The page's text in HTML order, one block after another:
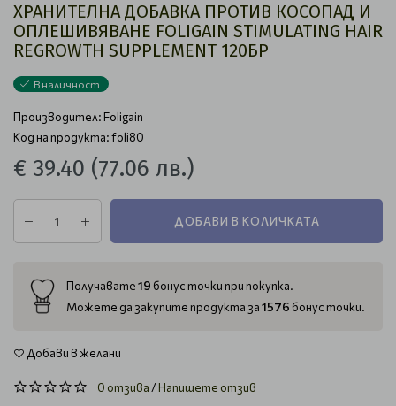
ХРАНИТЕЛНА ДОБАВКА ПРОТИВ КОСОПАД И
ОПЛЕШИВЯВАНЕ FOLIGAIN STIMULATING HAIR
REGROWTH SUPPLEMENT 120БР
В наличност
Производител:Foligain
Код на продукта: foli80
€ 39.40 (77.06 лв.)
ДОБАВИ В КОЛИЧКАТА
Получавате19 бонус точки при покупка.
Можете да закупите продукта за1576 бонус точки.
Добави в желани
0 отзива/Напишете отзив